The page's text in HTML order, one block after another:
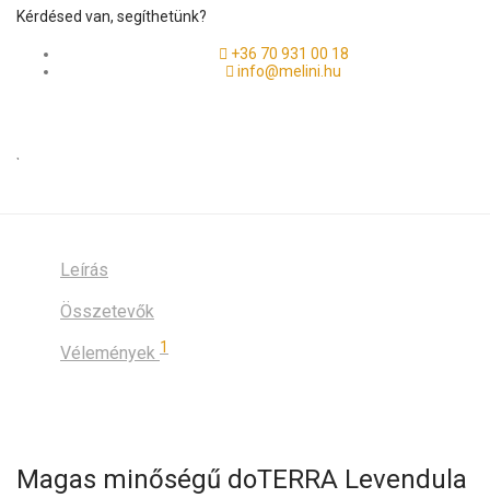
Kérdésed van, segíthetünk?
+36 70 931 00 18
info@melini.hu
Leírás
Összetevők
Vélemények 1
Magas minőségű doTERRA Levendula